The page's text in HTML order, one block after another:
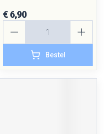
€ 6,90
Bestel